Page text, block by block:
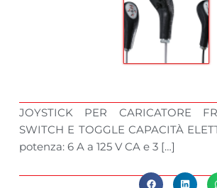
JOYSTICK PER CARICATORE
SWITCH E TOGGLE CAPACITÀ
potenza: 6 A a 125 V CA e 3 […]